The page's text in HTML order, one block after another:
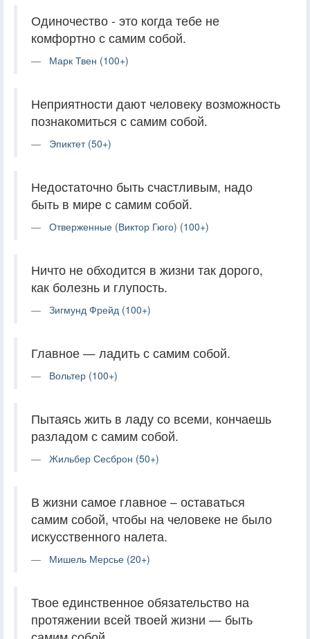
Одиночество - это когда тебе не
комфортно с самим собой.
Марк Твен (100+)
Неприятности дают человеку возможность
познакомиться с самим собой.
Эпиктет (50+)
Недостаточно быть счастливым, надо
быть в мире с самим собой.
Отверженные (Виктор Гюго) (100+)
Ничто не обходится в жизни так дорого,
как болезнь и глупость.
Зигмунд Фрейд (100+)
Главное — ладить с самим собой.
Вольтер (100+)
Пытаясь жить в ладу со всеми, кончаешь
разладом с самим собой.
Жильбер Сесброн (50+)
В жизни самое главное – оставаться
самим собой, чтобы на человеке не было
искусственного налета.
Мишель Мерсье (20+)
Твое единственное обязательство на
протяжении всей твоей жизни — быть